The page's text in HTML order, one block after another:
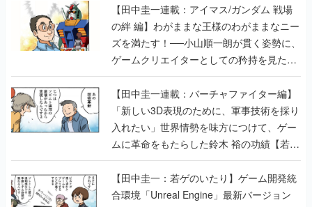
【田中圭一連載：アイマス/ガンダム 戦場
の絆 編】わがままな王様のわがままなニー
ズを満たす！──小山順一朗が貫く姿勢に、
ゲームクリエイターとしての矜持を見た
【若ゲのいたり最終回】
【田中圭一連載：バーチャファイター編】
「新しい3D表現のために、軍事技術を採り
入れたい」世界情勢を味方につけて、ゲー
ムに革命をもたらした鈴木 裕の功績【若ゲ
のいたり】
【田中圭一：若ゲのいたり】ゲーム開発統
合環境「Unreal Engine」最新バージョン